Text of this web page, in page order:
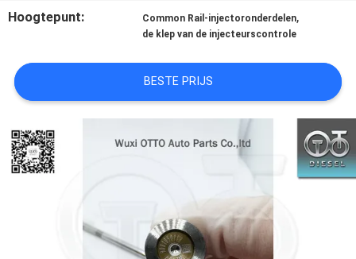
GEVALLEN
SITEMAP
Hoogtepunt: Common Rail-injectoronderdelen,
de klep van de injecteurscontrole
BESTE PRIJS